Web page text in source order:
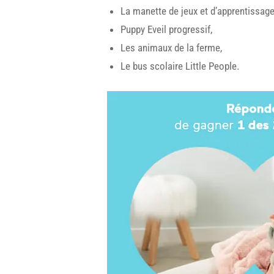
La manette de jeux et
Puppy Eveil progressif,
Les animaux de la ferme,
Le bus scolaire Little People.